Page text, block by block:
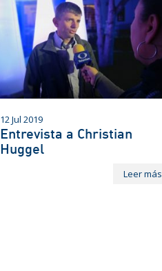
12 Jul 2019
Entrevista a Christian
Huggel
Leer más